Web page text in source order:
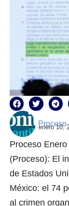
Proceso
enero 10,
Proceso
(Proceso): El
de Estados
México: el 74
al crimen